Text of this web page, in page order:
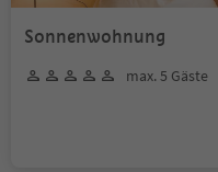
Sonnenwohnung
max. 5 Gäste